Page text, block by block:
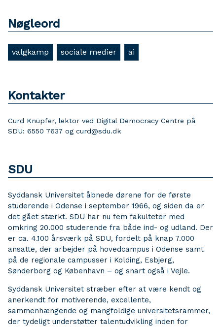
Nøgleord
valgkamp sociale medier ai
Kontakter
Curd Knüpfer, lektor ved Digital Democracy Centre på
SDU: 6550 7637 og curd@sdu.dk
SDU
Syddansk Universitet åbnede dørene for de første
studerende i Odense i september 1966, og siden da er
det gået stærkt. SDU har nu fem fakulteter med
omkring 20.000 studerende fra både ind- og udland. Der
er ca. 4.100 årsværk på SDU, fordelt på knap 7.000
ansatte, der arbejder på hovedcampus i Odense samt
på de regionale campusser i Kolding, Esbjerg,
Sønderborg og København – og snart også i Vejle.
Syddansk Universitet stræber efter at være kendt og
anerkendt for motiverende, excellente,
sammenhængende og mangfoldige universitetsrammer,
der tydeligt understøtter talentudvikling inden for